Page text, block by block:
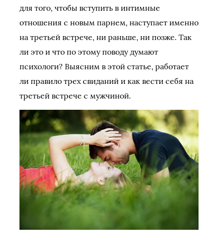
для того, чтобы вступить в интимные
отношения с новым парнем, наступает именно
на третьей встрече, ни раньше, ни позже. Так
ли это и что по этому поводу думают
психологи? Выясним в этой статье, работает
ли правило трех свиданий и как вести себя на
третьей встрече с мужчиной.